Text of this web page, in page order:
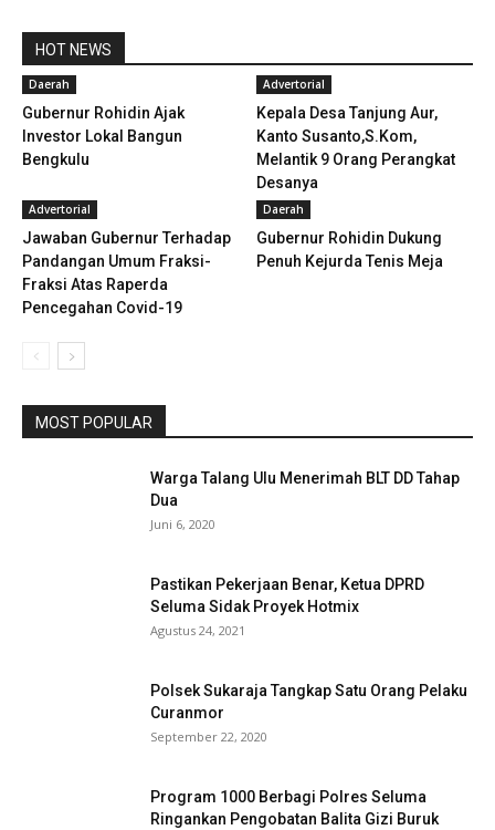
HOT NEWS
Daerah
Gubernur Rohidin Ajak
Investor Lokal Bangun
Bengkulu
Advertorial
Kepala Desa Tanjung Aur,
Kanto Susanto,S.Kom,
Melantik 9 Orang Perangkat
Desanya
Advertorial
Jawaban Gubernur Terhadap
Pandangan Umum Fraksi-
Fraksi Atas Raperda
Pencegahan Covid-19
Daerah
Gubernur Rohidin Dukung
Penuh Kejurda Tenis Meja
MOST POPULAR
Warga Talang Ulu Menerimah BLT DD Tahap
Dua
Juni 6, 2020
Pastikan Pekerjaan Benar, Ketua DPRD
Seluma Sidak Proyek Hotmix
Agustus 24, 2021
Polsek Sukaraja Tangkap Satu Orang Pelaku
Curanmor
September 22, 2020
Program 1000 Berbagi Polres Seluma
Ringankan Pengobatan Balita Gizi Buruk